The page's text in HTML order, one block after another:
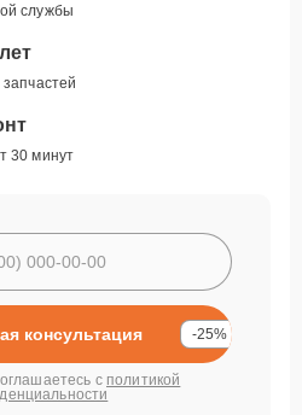
службы
30 минут
консультация -25%
с политикой